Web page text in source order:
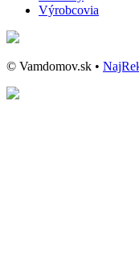
Výrobcovia
© Vamdomov.sk •